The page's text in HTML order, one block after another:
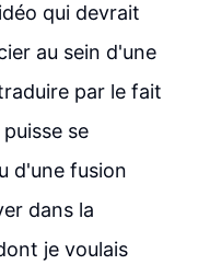
qui devrait
au sein d'une
par le fait
se
d'une fusion
dans la
je voulais